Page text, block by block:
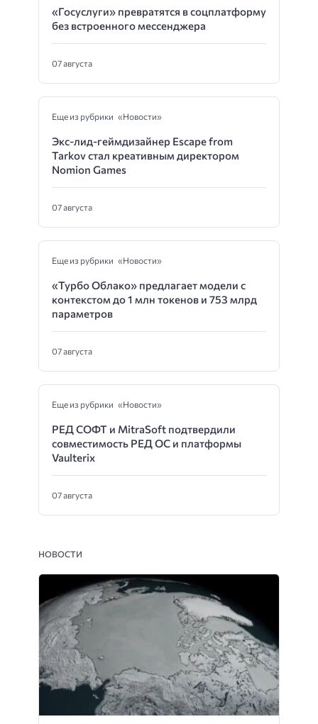
«Госуслуги» превратятся в соцплатформу
без встроенного мессенджера
07 августа
Еще из рубрики «Новости»
Экс-лид-геймдизайнер Escape from
Tarkov стал креативным директором
Nomion Games
07 августа
Еще из рубрики «Новости»
«Турбо Облако» предлагает модели с
контекстом до 1 млн токенов и 753 млрд
параметров
07 августа
Еще из рубрики «Новости»
РЕД СОФТ и MitraSoft подтвердили
совместимость РЕД ОС и платформы
Vaulterix
07 августа
НОВОСТИ